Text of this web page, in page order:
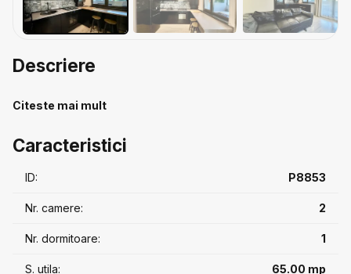
Descriere
Citeste mai mult
Caracteristici
ID: P8853
Nr. camere: 2
Nr. dormitoare: 1
S. utila: 65.00 mp